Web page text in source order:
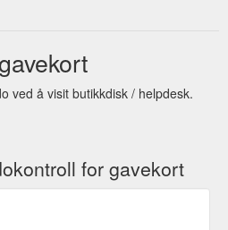
ved å visit butikkdisk / helpdesk.
for gavekort